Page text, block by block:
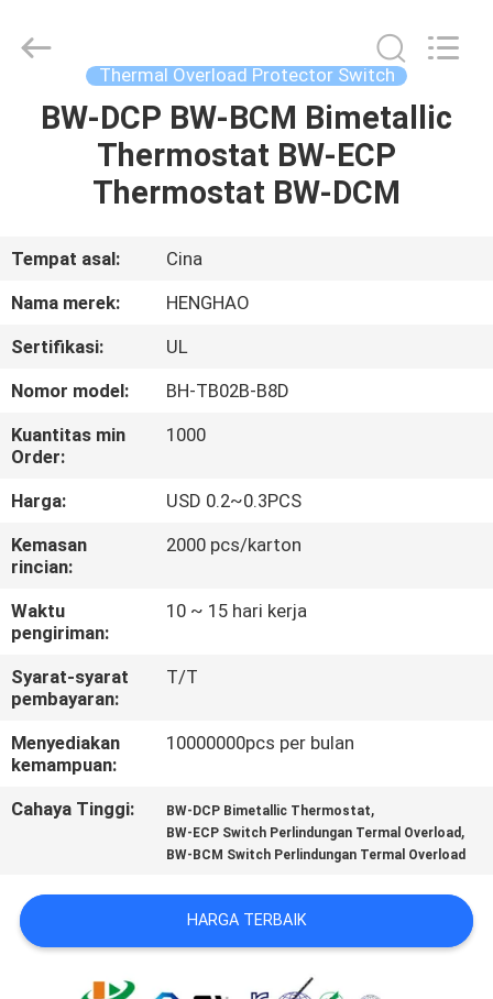
RUMAH
PRODUK
TAMPILAN
VR
TENTANG
KITA
WISATA
PABRIK
KONTROL
KUALITAS
HUBUNGI
BERITA
KASUS
SITEMAP
Electric
Reserved.
Thermal Overload Protector Switch
BW-DCP BW-BCM Bimetallic
Thermostat BW-ECP
Thermostat BW-DCM
Tempat asal:
Cina
Nama merek:
HENGHAO
Sertifikasi:
UL
Nomor model:
BH-TB02B-B8D
Kuantitas min
Order:
1000
Harga:
USD 0.2~0.3PCS
Kemasan
rincian:
2000 pcs/karton
Waktu
pengiriman:
10 ~ 15 hari kerja
Syarat-syarat
pembayaran:
T/T
Menyediakan
kemampuan:
10000000pcs per bulan
Cahaya Tinggi: BW-DCP Bimetallic Thermostat,
BW-ECP Switch Perlindungan Termal Overload ,
BW-BCM Switch Perlindungan Termal Overload
HARGA TERBAIK